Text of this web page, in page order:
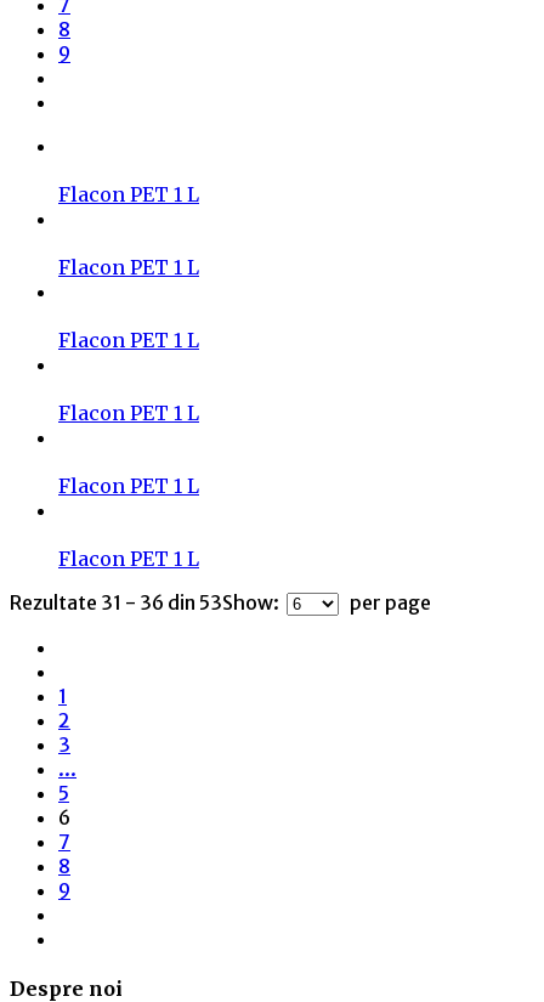
8
9
Flacon PET 1 L
Flacon PET 1 L
Flacon PET 1 L
Flacon PET 1 L
Flacon PET 1 L
Flacon PET 1 L
Rezultate 31 - 36 din 53Show: per page
1
2
3
...
5
6
7
8
9
Despre noi